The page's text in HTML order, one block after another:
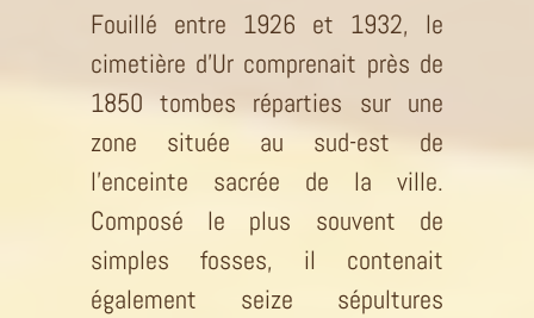
Fouillé entre 1926 et 1932, le
cimetière d’Ur comprenait près de
1850 tombes réparties sur une
zone située au sud-est de
l’enceinte sacrée de la ville.
Composé le plus souvent de
simples fosses, il contenait
également seize sépultures